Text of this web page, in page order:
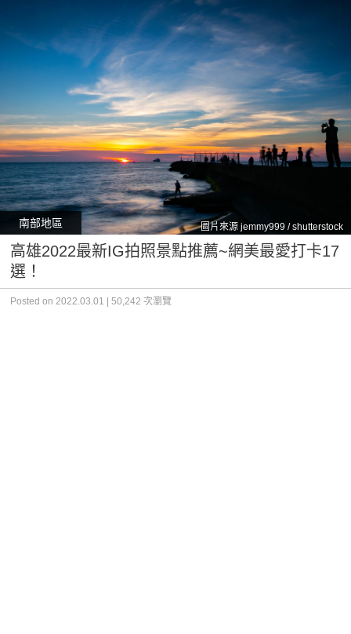
圖片來源 jemmy999 / shutterstock
南部地區
高雄2022最新IG拍照景點推薦~網美最愛打卡17
選！
Posted on 2022.03.01 | 50,242 次瀏覽